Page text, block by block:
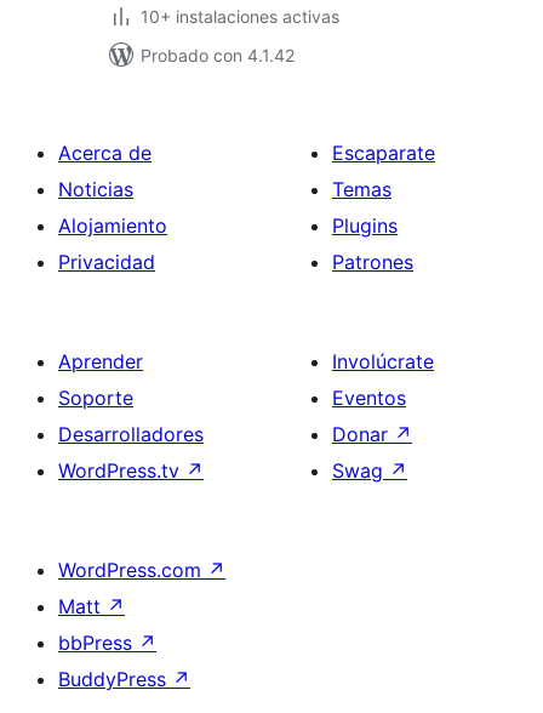
10+ instalaciones activas
Probado con 4.1.42
Acerca de
Noticias
Alojamiento
Privacidad
Escaparate
Temas
Plugins
Patrones
Aprender
Soporte
Desarrolladores
WordPress.tv ↗
Involúcrate
Eventos
Donar ↗
Swag ↗
WordPress.com ↗
Matt ↗
bbPress ↗
BuddyPress ↗